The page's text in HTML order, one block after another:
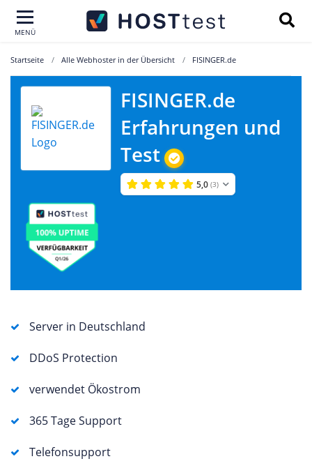
MENÜ
Startseite Alle Webhoster in der Übersicht FISINGER.de
FISINGER.de
Erfahrungen und
Test
5,0 (3)
Server in Deutschland
DDoS Protection
verwendet Ökostrom
365 Tage Support
Telefonsupport